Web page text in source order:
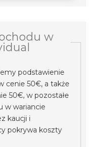
w
podstawienie
cenie 50€, a także
50€, w pozostałe
w wariancie
kaucji i
pokrywa koszty